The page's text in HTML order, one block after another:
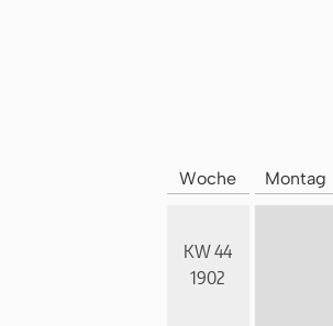
Woche Montag
KW 44
1902